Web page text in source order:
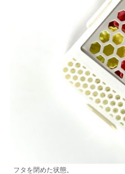
フタを閉めた状態。